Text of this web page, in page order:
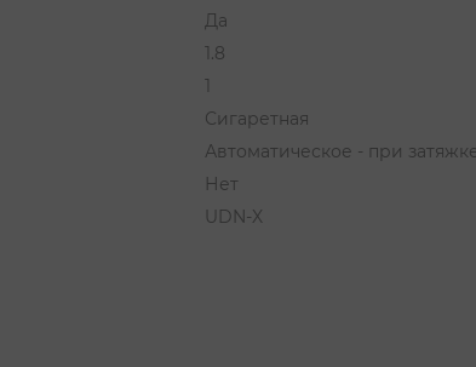
Да
1.8
1
Сигаретная
Автоматическое - при
Нет
UDN-X